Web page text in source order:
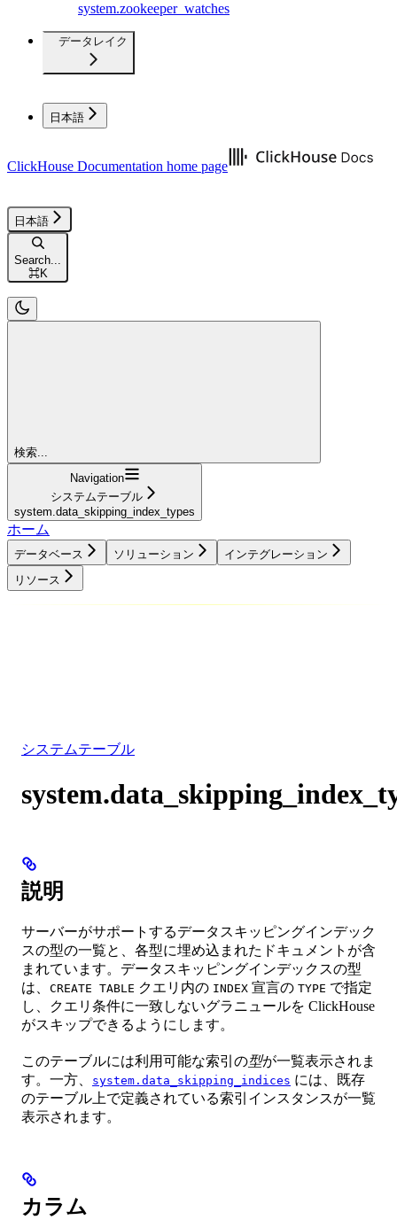
system.zookeeper_watches
データレイク
日本語
ClickHouse Documentation home page
日本語
Search...
⌘K
検索...
Navigation
システムテーブル
system.data_skipping_index_types
ホーム
データベース ソリューション
インテグレーション
リソース
システムテーブル
説明
サーバーがサポートするデータスキッピングインデック
スの型の一覧と、各型に埋め込まれたドキュメントが含
まれています。データスキッピングインデックスの型
は、 CREATE TABLE クエリ内の INDEX 宣言の TYPE で指定
し、クエリ条件に一致しないグラニュールを ClickHouse
がスキップできるようにします。
このテーブルには利用可能な索引の型が一覧表示されま
す。一方、
system.data_skipping_indices には、既存
のテーブル上で定義されている索引インスタンスが一覧
表示されます。
カラム